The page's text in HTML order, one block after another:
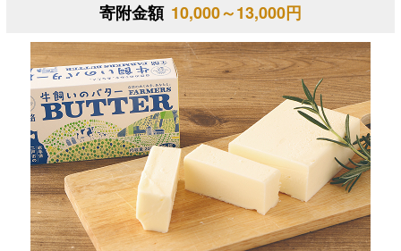
寄附金額 10,000～13,000円